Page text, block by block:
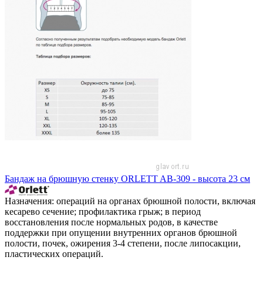
Бандаж на брюшную стенку ORLETT AB-309 - высота 23 см
Назначения: операций на органах брюшной полости, включая
кесарево сечение; профилактика грыж; в период
восстановления после нормальных родов, в качестве
поддержки при опущении внутренних органов брюшной
полости, почек, ожирения 3-4 степени, после липосакции,
пластических операций.